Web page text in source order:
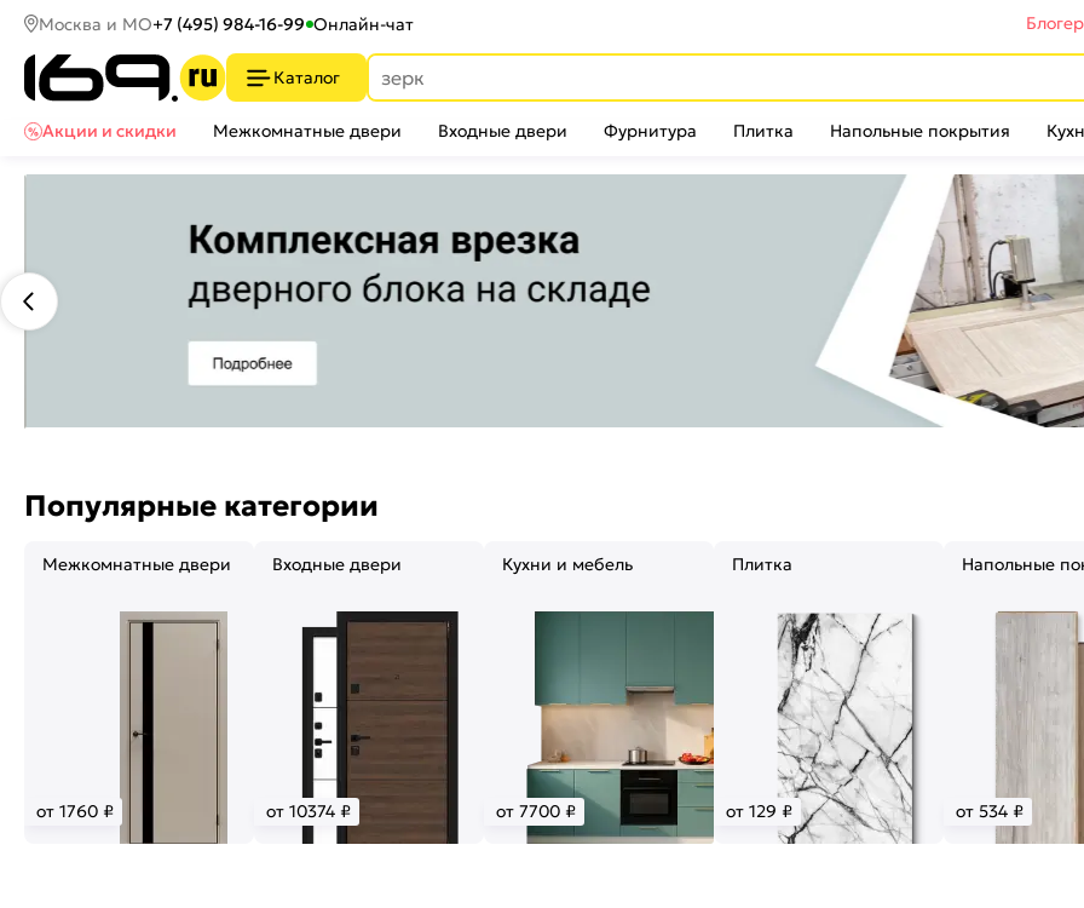
Москва и МО+7 (495) 984-16-99 Онлайн-чат
Каталог
Акции и скидки
Межкомнатные двери Входные двери Фурнитура Плитка Напольные покрытия
Популярные категории
Межкомнатные двери
от 1760 ₽
Входные двери
от 10374 ₽
Кухни и мебель
от 7700 ₽
Плитка
от 129 ₽
Напольные
от 534 ₽